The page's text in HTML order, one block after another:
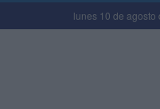
lunes 10 de agosto